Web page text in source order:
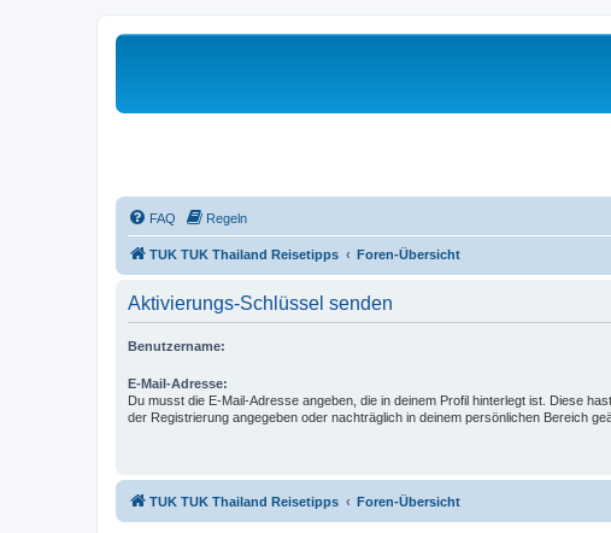
FAQ Regeln
TUK TUK Thailand Reisetipps Foren-Übersicht
Aktivierungs-Schlüssel senden
Benutzername:
E-Mail-Adresse:
Du musst die E-Mail-Adresse angeben, die in deinem Profil hinterlegt ist. Diese
der Registrierung angegeben oder nachträglich in deinem persönlichen Bereich
TUK TUK Thailand Reisetipps Foren-Übersicht